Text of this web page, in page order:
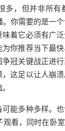
多，但并非所有
你需要的是一
味着它必须有广
你推荐当下最
争冠关键战正进
这足以让人崩
能多种多样。
看，同时在卧